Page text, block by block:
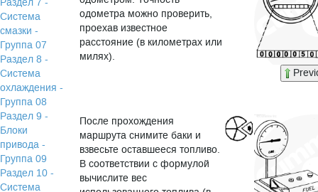
Система
смазки -
Группа 07
Раздел 8 -
Система
охлаждения -
Группа 08
Раздел 9 -
Блоки
привода -
Группа 09
Раздел 10 -
Система
одометра можно проверить,
проехав известное
расстояние (в километрах или
милях).
После прохождения
маршрута снимите баки и
взвесьте оставшееся топливо.
В соответствии с формулой
вычислите вес